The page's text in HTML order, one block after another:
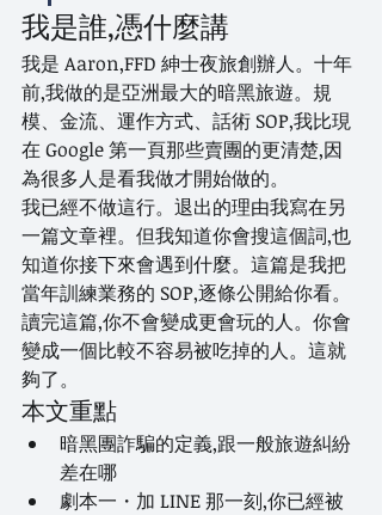
我是誰,憑什麼講
我是 Aaron,FFD 紳士夜旅創辦人。十年
前,我做的是亞洲最大的暗黑旅遊。規
模、金流、運作方式、話術 SOP,我比現
在 Google 第一頁那些賣團的更清楚,因
為很多人是看我做才開始做的。
我已經不做這行。退出的理由我寫在另
一篇文章裡。但我知道你會搜這個詞,也
知道你接下來會遇到什麼。這篇是我把
當年訓練業務的 SOP,逐條公開給你看。
讀完這篇,你不會變成更會玩的人。你會
變成一個比較不容易被吃掉的人。這就
夠了。
本文重點
暗黑團詐騙的定義,跟一般旅遊糾紛
差在哪
劇本一・加 LINE 那一刻,你已經被